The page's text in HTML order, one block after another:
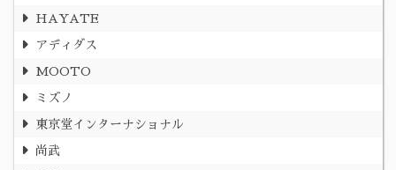
HAYATE
アディダス
MOOTO
ミズノ
東京堂インターナショナル
尚武